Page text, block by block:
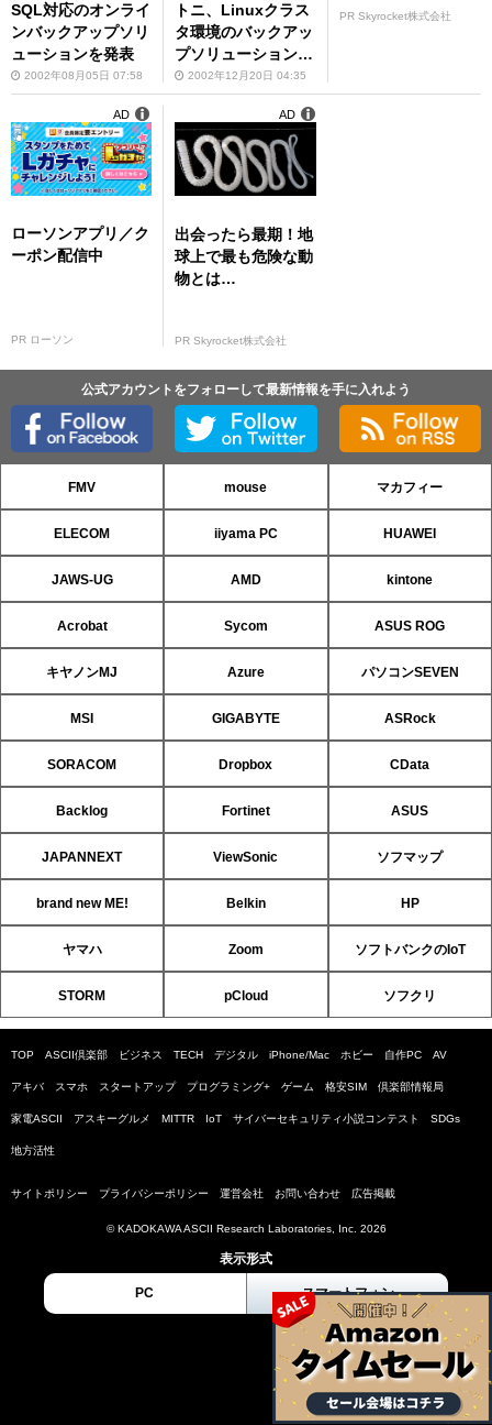
SQL対応のオンライ
ンバックアップソリ
ューションを発表
2002年08月05日 07:58
トニ、Linuxクラス
タ環境のバックアッ
プソリューションを
提供開始
2002年12月20日 04:35
PR Skyrocket株式会社
ローソンアプリ／ク
ーポン配信中
PR ローソン
AD
出会ったら最期！地
球上で最も危険な動
物とは…
PR Skyrocket株式会社
AD
公式アカウントをフォローして最新情報を手に入れよう
FMV mouse マカフィー
ELECOM iiyama PC HUAWEI
JAWS-UG AMD kintone
Acrobat Sycom ASUS ROG
キヤノンMJ Azure パソコンSEVEN
MSI GIGABYTE ASRock
SORACOM Dropbox CData
Backlog Fortinet ASUS
JAPANNEXT ViewSonic ソフマップ
brand new ME! Belkin HP
ヤマハ Zoom ソフトバンクのIoT
STORM pCloud ソフクリ
TOP ASCII倶楽部 ビジネス TECH デジタル iPhone/Mac ホビー 自作PC AV
アキバ スマホ スタートアップ プログラミング+ ゲーム 格安SIM 倶楽部情報局
家電ASCII アスキーグルメ MITTR IoT サイバーセキュリティ小説コンテスト SDGs
地方活性
サイトポリシー プライバシーポリシー 運営会社 お問い合わせ 広告掲載
© KADOKAWA ASCII Research Laboratories, Inc. 2026
表示形式
PC スマートフォン